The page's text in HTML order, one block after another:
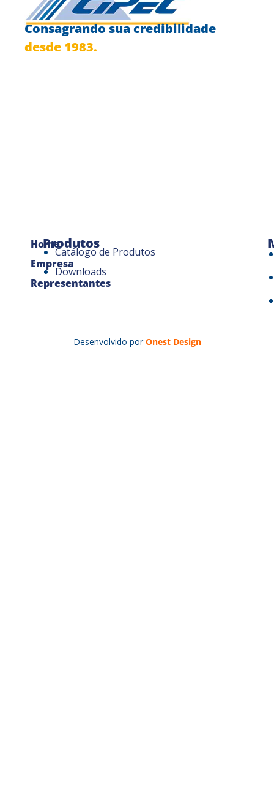
Consagrando sua credibilidade
desde 1983.
Home
Empresa
Representantes
Produtos
Catálogo de Produtos
Downloads
Desenvolvido por Onest Design